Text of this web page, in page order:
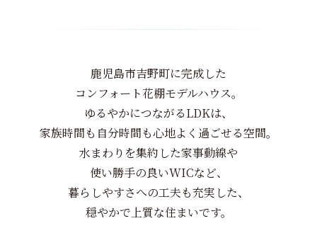
鹿児島市吉野町に完成した
コンフォート花棚モデルハウス。
ゆるやかにつながるLDKは、
家族時間も自分時間も心地よく過ごせる空間。
水まわりを集約した家事動線や
使い勝手の良いWICなど、
暮らしやすさへの工夫も充実した、
穏やかで上質な住まいです。